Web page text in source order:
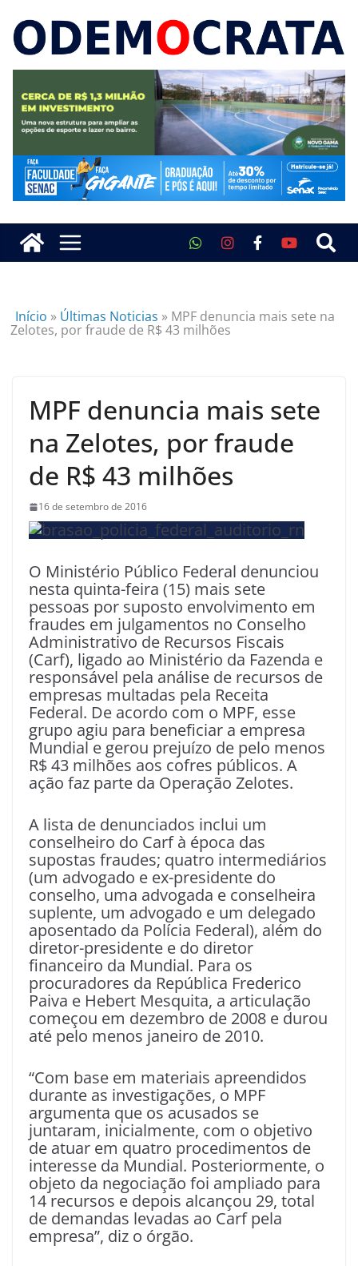
Início » Últimas Noticias » MPF denuncia mais sete na
Zelotes, por fraude de R$ 43 milhões
MPF denuncia mais sete
na Zelotes, por fraude
de R$ 43 milhões
16 de setembro de 2016
O Ministério Público Federal denunciou
nesta quinta-feira (15) mais sete
pessoas por suposto envolvimento em
fraudes em julgamentos no Conselho
Administrativo de Recursos Fiscais
(Carf), ligado ao Ministério da Fazenda e
responsável pela análise de recursos de
empresas multadas pela Receita
Federal. De acordo com o MPF, esse
grupo agiu para beneficiar a empresa
Mundial e gerou prejuízo de pelo menos
R$ 43 milhões aos cofres públicos. A
ação faz parte da Operação Zelotes.
A lista de denunciados inclui um
conselheiro do Carf à época das
supostas fraudes; quatro intermediários
(um advogado e ex-presidente do
conselho, uma advogada e conselheira
suplente, um advogado e um delegado
aposentado da Polícia Federal), além do
diretor-presidente e do diretor
financeiro da Mundial. Para os
procuradores da República Frederico
Paiva e Hebert Mesquita, a articulação
começou em dezembro de 2008 e durou
até pelo menos janeiro de 2010.
“Com base em materiais apreendidos
durante as investigações, o MPF
argumenta que os acusados se
juntaram, inicialmente, com o objetivo
de atuar em quatro procedimentos de
interesse da Mundial. Posteriormente, o
objeto da negociação foi ampliado para
14 recursos e depois alcançou 29, total
de demandas levadas ao Carf pela
empresa”, diz o órgão.